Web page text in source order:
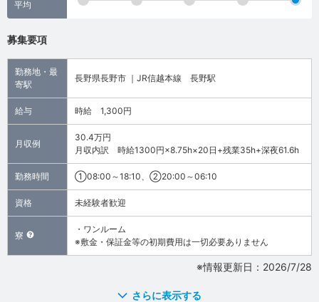
平均
募集要項
勤務地・最
寄駅
長野県長野市 ｜JR信越本線 長野駅
給与 時給 1,300円
月収例
30.4万円
月収内訳 時給1300円×8.75h×20日+残業35h+深夜61.6h
勤務時間 ①08:00～18:10、②20:00～06:10
資格 未経験者歓迎
寮
・ワンルーム
※敷金・保証金等の初期費用は一切必要ありません
※情報更新日：2026/7/28
さらに表示する